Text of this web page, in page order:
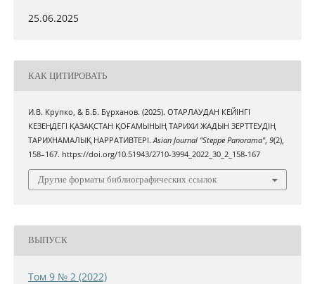
25.06.2025
КАК ЦИТИРОВАТЬ
И.В. Крупко, & Б.Б. Бұрханов. (2025). ОТАРЛАУДАН КЕЙІНГІ
КЕЗЕҢДЕГІ ҚАЗАҚСТАН ҚОҒАМЫНЫҢ ТАРИХИ ЖАДЫН ЗЕРТТЕУДІҢ
ТАРИХНАМАЛЫҚ НАРРАТИВТЕРІ.Asian Journal "Steppe Panorama", 9(2),
158–167. https://doi.org/10.51943/2710-3994_2022_30_2_158-167
Другие форматы библиографических ссылок
ВЫПУСК
Том 9 № 2 (2022)